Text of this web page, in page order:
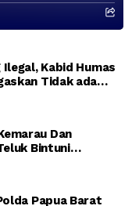
Kabid Humas
Tidak ada
Dan
Bintuni
Papua Barat